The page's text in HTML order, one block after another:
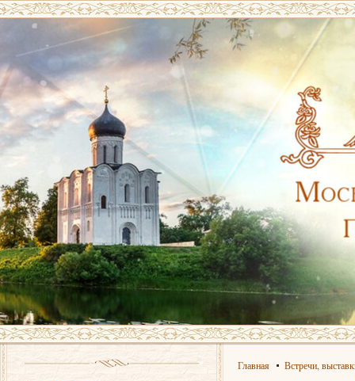
Главная Встречи,